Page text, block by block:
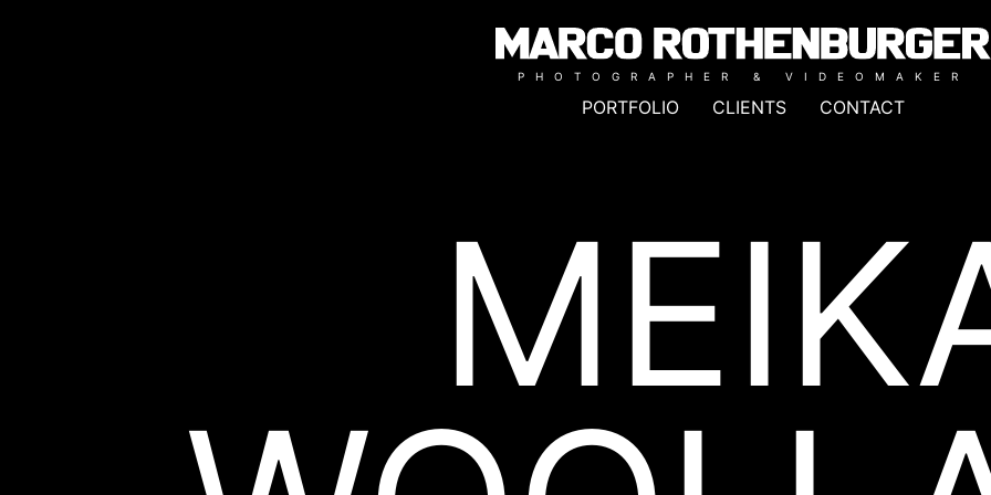
PHOTOGRAPHER & VIDEOMAKER
PORTFOLIO CLIENTS CONTACT